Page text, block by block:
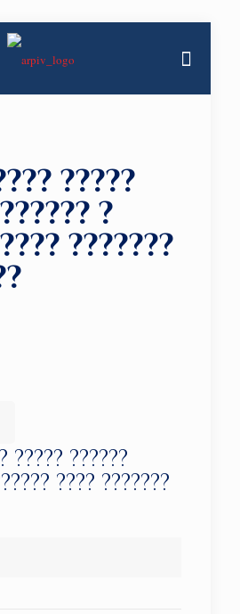
?????
?
???????
????? ??????
???? ???????